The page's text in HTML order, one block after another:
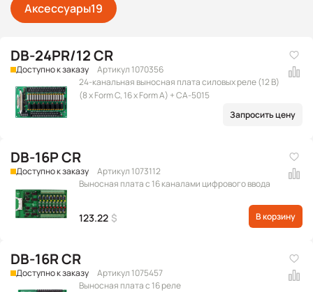
Аксессуары19
DB-24PR/12 CR
Доступно к заказу
Артикул 1070356
24-канальная выносная плата силовых реле (12 В)
(8 x Form C, 16 x Form A) + CA-5015
Запросить цену
DB-16P CR
Доступно к заказу
Артикул 1073112
Выносная плата с 16 каналами цифрового ввода
123.22 $ В корзину
DB-16R CR
Доступно к заказу
Артикул 1075457
Выносная плата с 16 реле